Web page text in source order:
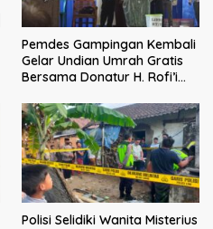
Pemdes Gampingan Kembali
Gelar Undian Umrah Gratis
Bersama Donatur H. Rofi’i
bagi Pejuang Sosial
Polisi Selidiki Wanita Misterius